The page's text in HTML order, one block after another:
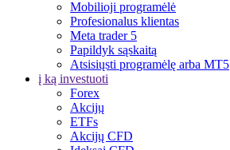
Mobilioji programėlė
Profesionalus klientas
Meta trader 5
Papildyk sąskaitą
Atsisiųsti programėlę arba MT5
į ką investuoti
Forex
Akcijų
ETFs
Akcijų CFD